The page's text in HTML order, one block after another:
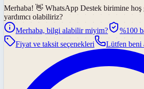
Merhaba! 👋 WhatsApp Destek birimine hoş
yardımcı olabiliriz?
Merhaba, bilgi alabilir miyim?
%100
Fiyat ve taksit seçenekleri
Lütfen beni